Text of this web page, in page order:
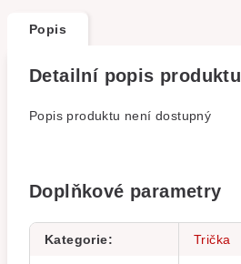
Popis
Detailní popis produktu
Popis produktu není dostupný
Doplňkové parametry
Kategorie: Trička